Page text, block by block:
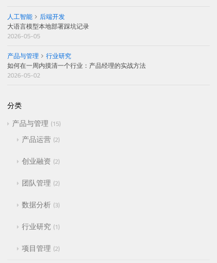
人工智能
后端开发
大语言模型本地部署踩坑记录
2026-05-05
产品与管理
行业研究
如何在一周内摸清一个行业：产品经理的实战方法
2026-05-02
分类
产品与管理 15
产品运营 2
创业融资 2
团队管理 2
数据分析 3
行业研究 1
项目管理 2